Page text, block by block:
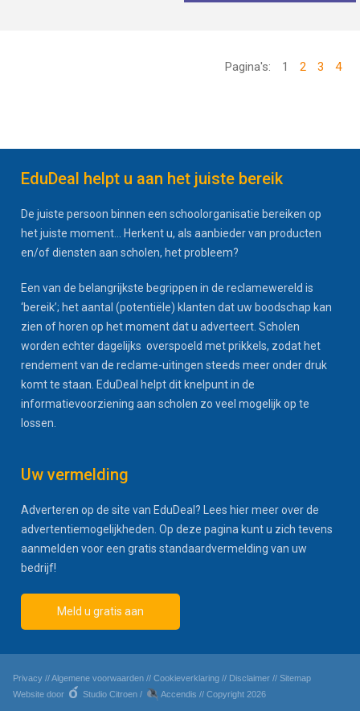
Pagina's: 1 2 3 4
EduDeal helpt u aan het juiste bereik
De juiste persoon binnen een schoolorganisatie bereiken op
het juiste moment... Herkent u, als aanbieder van producten
en/of diensten aan scholen, het probleem?
Een van de belangrijkste begrippen in de reclamewereld is
‘bereik’; het aantal (potentiële) klanten dat uw boodschap kan
zien of horen op het moment dat u adverteert. Scholen
worden echter dagelijks overspoeld met prikkels, zodat het
rendement van de reclame-uitingen steeds meer onder druk
komt te staan. EduDeal helpt dit knelpunt in de
informatievoorziening aan scholen zo veel mogelijk op te
lossen.
Uw vermelding
Adverteren op de site van EduDeal? Lees hier meer over de
advertentiemogelijkheden. Op deze pagina kunt u zich tevens
aanmelden voor een gratis standaardvermelding van uw
bedrijf!
Meld u gratis aan
Privacy //Algemene voorwaarden // Cookieverklaring // Disclaimer // Sitemap
Website door
Studio Citroen / Accendis // Copyright 2026